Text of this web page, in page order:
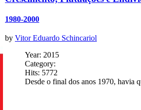
1980-2000
by Vitor Eduardo Schincariol
Year: 2015
Category:
Hits: 5772
Desde o final dos anos 1970, havia